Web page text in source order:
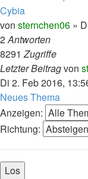
Cybia
von sternchen06 »
2Antworten
8291Zugriffe
Letzter Beitragvon
Di 2. Feb 2016,
Neues Thema
Anzeigen:
Richtung: